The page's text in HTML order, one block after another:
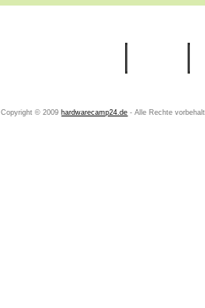
Copyright © 2009 hardwarecamp24.de - Alle Rechte